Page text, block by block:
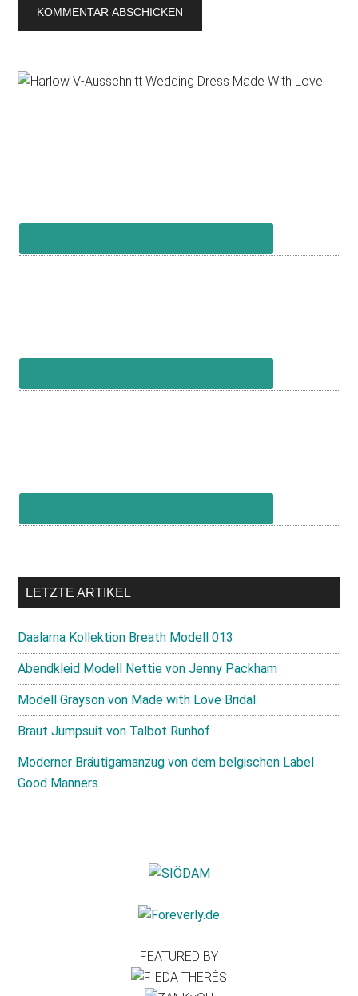
Primary
LETZTE ARTIKEL
Daalarna Kollektion Breath Modell 013
Abendkleid Modell Nettie von Jenny Packham
Modell Grayson von Made with Love Bridal
Braut Jumpsuit von Talbot Runhof
Moderner Bräutigamanzug von dem belgischen Label
Good Manners
FEATURED BY